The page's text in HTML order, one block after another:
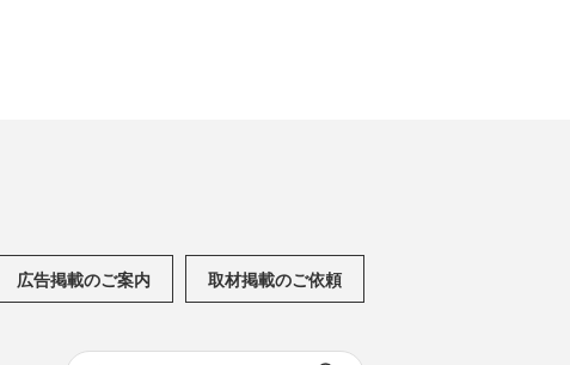
広告掲載のご案内 取材掲載のご依頼